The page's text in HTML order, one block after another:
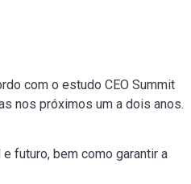
com o estudo CEO Summit
nos próximos um a dois anos.
futuro, bem como garantir a